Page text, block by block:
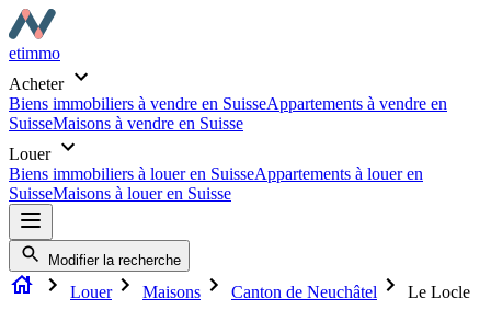
etimmo
Acheter
Biens immobiliers à vendre en SuisseAppartements à vendre en
SuisseMaisons à vendre en Suisse
Louer
Biens immobiliers à louer en SuisseAppartements à louer en
SuisseMaisons à louer en Suisse
Modifier la recherche
Louer Maisons Canton de Neuchâtel Le Locle